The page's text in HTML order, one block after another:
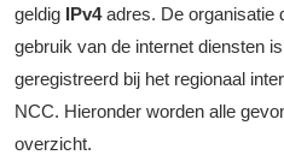
geldig IPv4adres. De organisatie
gebruik van de internet diensten
geregistreerd bij het regionaal
NCC. Hieronder worden alle
overzicht.